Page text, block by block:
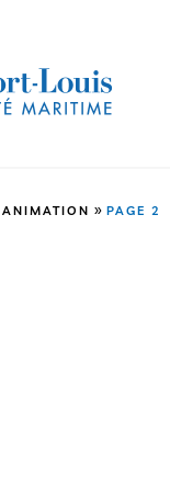
ANIMATION » PAGE 2